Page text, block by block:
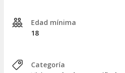
Edad mínima
18
Categoría